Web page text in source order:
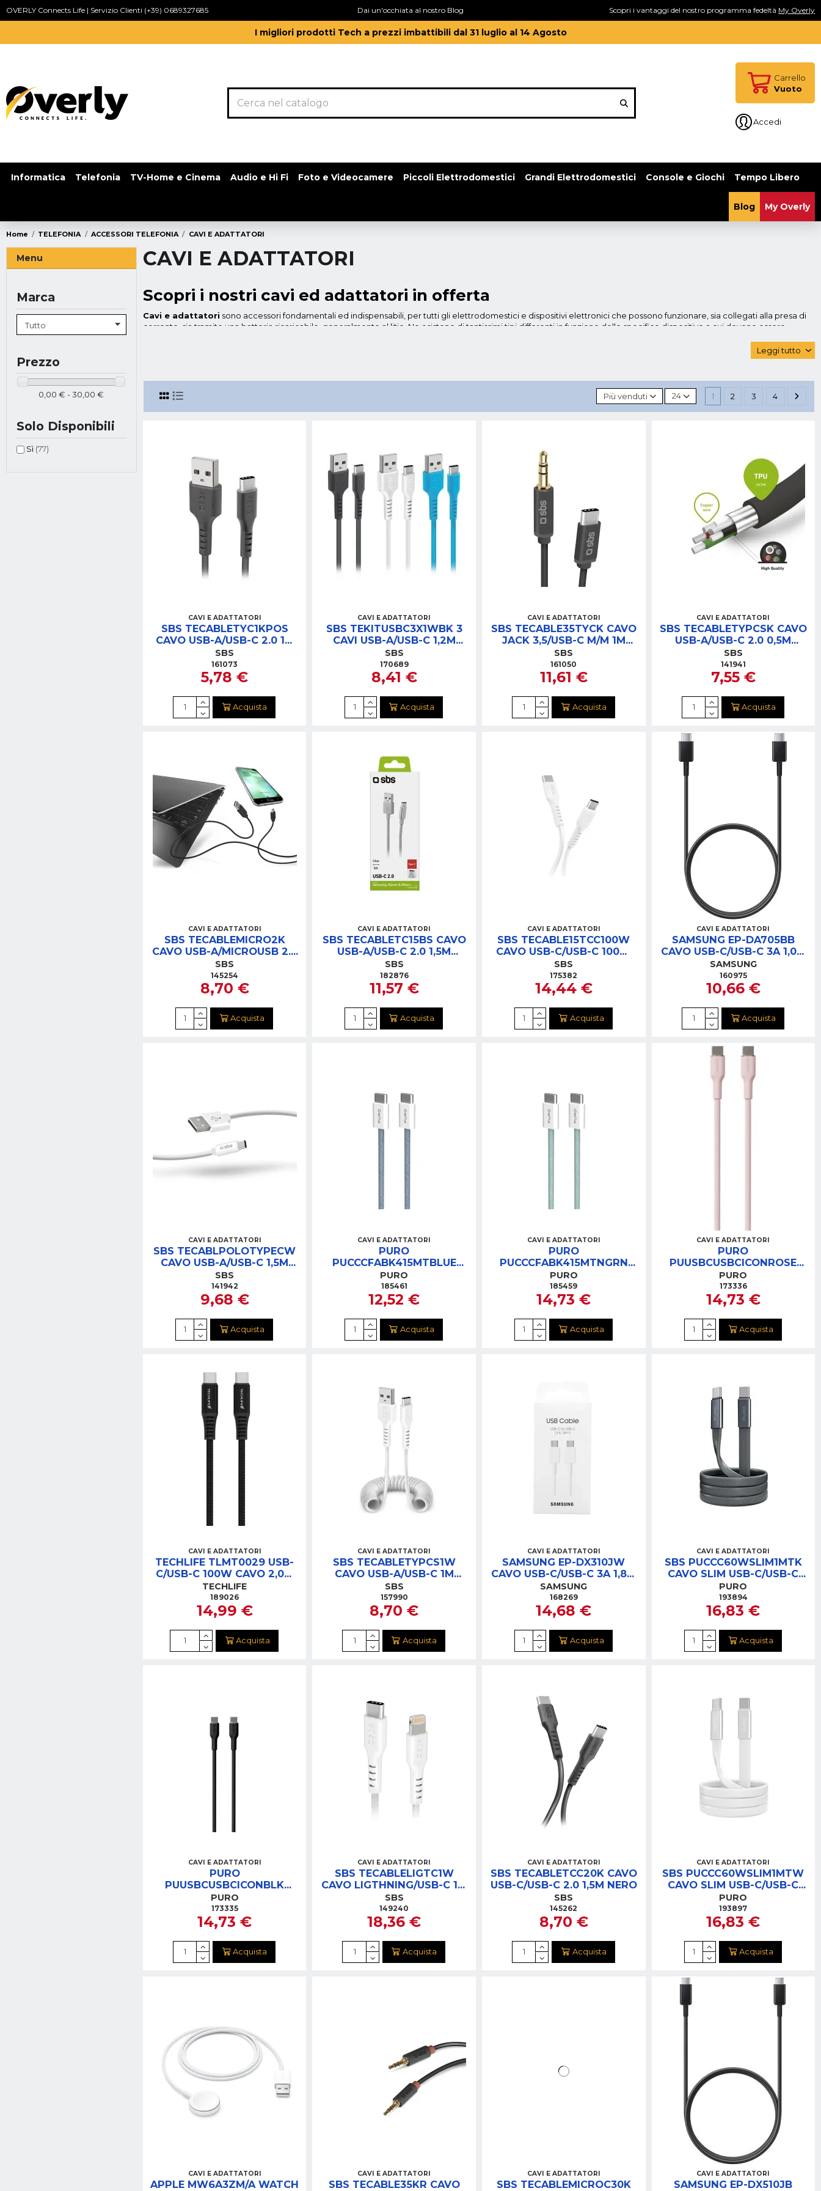
OVERLY Connects Life | Servizio Clienti (+39) 0689327685 Dai un'occhiata al nostro Blog Scopri i vantaggi del nostro programma fedeltà My Overly
I migliori prodotti Tech a prezzi imbattibili dal 31 luglio al 14 Agosto
Carrello
Vuoto
Accedi
Informatica Telefonia TV-Home e Cinema Audio e Hi Fi Foto e Videocamere Piccoli Elettrodomestici Grandi Elettrodomestici Console e Giochi Tempo Libero
My Overly
Blog
Home TELEFONIA ACCESSORI TELEFONIA CAVI E ADATTATORI
CAVI E ADATTATORI
Scopri i nostri cavi ed adattatori in offerta
Cavi e adattatori sono accessori fondamentali ed indispensabili, per tutti gli elettrodomestici e dispositivi elettronici che possono funzionare, sia collegati alla presa di
corrente, sia tramite una batteria ricaricabile, generalmente al litio. Ne esistono di tantissimi tipi differenti in funzione dello specifico dispositivo a cui devono essere
in commercio e, qui potrai ad
marchio iPhone. E' disponibile in diverse colorazioni anche brillanti. Lungo un metro, permette anche la ricarica veloce. Termina con l'uscita USB in modo tale da poter
essere utilizzato anche in auto o collegato al personal computer.
Protegge da sovraccarichi e cortocircuiti per una ricarica in totale sicurezza. Evita il surriscaldamento e il consumo non necessario di energia elettrica.
Vendita cavi ed adattatori Online in Offerta
Leggi tutto‹
Più venduti 24 1 2 3 4
CAVI E ADATTATORI
SBS TECABLETYC1KPOS
CAVO USB-A/USB-C 2.0 1M
NERO
SBS
161073
5,78 €
Acquista
CAVI E ADATTATORI
SBS TEKITUSBC3X1WBK 3
CAVI USB-A/USB-C 1,2M
BIANCO/AZZURRO/NERO
SBS
170689
8,41 €
Acquista
CAVI E ADATTATORI
SBS TECABLE35TYCK CAVO
JACK 3,5/USB-C M/M 1M
NERO
SBS
161050
11,61 €
Acquista
CAVI E ADATTATORI
SBS TECABLETYPCSK CAVO
USB-A/USB-C 2.0 0,5M
SPIRALATO NERO
SBS
141941
7,55 €
Acquista
CAVI E ADATTATORI
SBS TECABLEMICRO2K
CAVO USB-A/MICROUSB 2.0
2M NERO
SBS
145254
8,70 €
Acquista
CAVI E ADATTATORI
SBS TECABLETC15BS CAVO
USB-A/USB-C 2.0 1,5M
BRAIDED NERO
SBS
182876
11,57 €
Acquista
CAVI E ADATTATORI
SBS TECABLE15TCC100W
CAVO USB-C/USB-C 100W
1,5M BIANCO
SBS
175382
14,44 €
Acquista
CAVI E ADATTATORI
SAMSUNG EP-DA705BB
CAVO USB-C/USB-C 3A 1,0M
NERO
SAMSUNG
160975
10,66 €
Acquista
CAVI E ADATTATORI
SBS TECABLPOLOTYPECW
CAVO USB-A/USB-C 1,5M
BIANCO
SBS
141942
9,68 €
Acquista
CAVI E ADATTATORI
PURO
PUCCCFABK415MTBLUE
CAVO IN TESSUTO USB-
C/USB-C 1,5M 60W BLU
PURO
185461
12,52 €
Acquista
CAVI E ADATTATORI
PURO
PUCCCFABK415MTNGRN
CAVO IN TESSUTO USB-
C/USB-C 1,5M 60W VERDE
PURO
185459
14,73 €
Acquista
CAVI E ADATTATORI
PURO
PUUSBCUSBCICONROSE
CAVO SOFT USB-C/USB-C
1.5M ROSA
PURO
173336
14,73 €
Acquista
CAVI E ADATTATORI
TECHLIFE TLMT0029 USB-
C/USB-C 100W CAVO 2,0M
NERO
TECHLIFE
189026
14,99 €
Acquista
CAVI E ADATTATORI
SBS TECABLETYPCS1W
CAVO USB-A/USB-C 1M
BIANCO
SBS
157990
8,70 €
Acquista
CAVI E ADATTATORI
SAMSUNG EP-DX310JW
CAVO USB-C/USB-C 3A 1,8M
BIANCO
SAMSUNG
168269
14,68 €
Acquista
CAVI E ADATTATORI
SBS PUCCC60WSLIM1MTK
CAVO SLIM USB-C/USB-C
60W 1MT NERO
PURO
193894
16,83 €
Acquista
CAVI E ADATTATORI
PURO
PUUSBCUSBCICONBLK
CAVO SOFT USB-C/USB-C
1.5M NERO
PURO
173335
14,73 €
Acquista
CAVI E ADATTATORI
SBS TECABLELIGTC1W
CAVO LIGTHNING/USB-C 1M
BIANCO
SBS
149240
18,36 €
Acquista
CAVI E ADATTATORI
SBS TECABLETCC20K CAVO
USB-C/USB-C 2.0 1,5M NERO
SBS
145262
8,70 €
Acquista
CAVI E ADATTATORI
SBS PUCCC60WSLIM1MTW
CAVO SLIM USB-C/USB-C
60W 1MT BIANCO
PURO
193897
16,83 €
Acquista
CAVI E ADATTATORI
APPLE MW6A3ZM/A WATCH
CAVI E ADATTATORI
SBS TECABLE35KR CAVO
CAVI E ADATTATORI
SBS TECABLEMICROC30K
CAVI E ADATTATORI
SAMSUNG EP-DX510JB
Menu
Marca
Prezzo
0,00 € - 30,00 €
Solo Disponibili
Sì (77)